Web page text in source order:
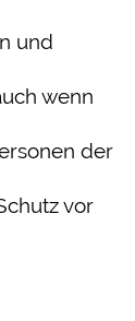
und
wenn
der
vor